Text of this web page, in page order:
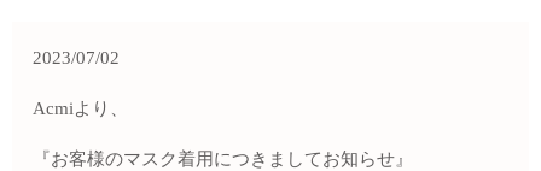
2023/07/02
Acmiより、
『お客様のマスク着用につきましてお知らせ』